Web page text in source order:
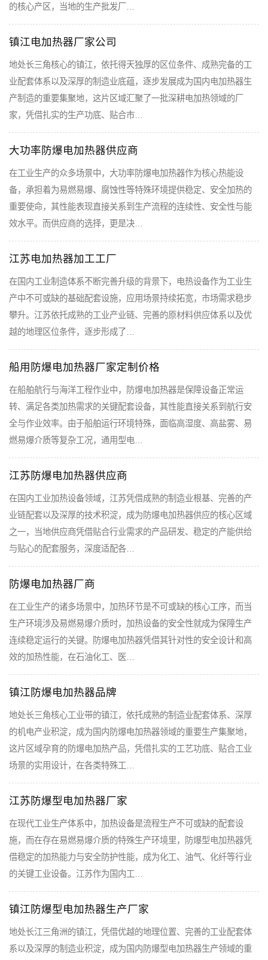
的核心产区，当地的生产批发厂…
镇江电加热器厂家公司
地处长三角核心的镇江，依托得天独厚的区位条件、成熟完备的工
业配套体系以及深厚的制造业底蕴，逐步发展成为国内电加热器生
产制造的重要集聚地，这片区域汇聚了一批深耕电加热领域的厂
家，凭借扎实的生产功底、贴合市…
大功率防爆电加热器供应商
在工业生产的众多场景中，大功率防爆电加热器作为核心热能设
备，承担着为易燃易爆、腐蚀性等特殊环境提供稳定、安全加热的
重要使命，其性能表现直接关系到生产流程的连续性、安全性与能
效水平。而供应商的选择，更是决…
江苏电加热器加工工厂
在国内工业制造体系不断完善升级的背景下，电热设备作为工业生
产中不可或缺的基础配套设施，应用场景持续拓宽，市场需求稳步
攀升。江苏依托成熟的工业产业链、完善的原材料供应体系以及优
越的地理区位条件，逐步形成了…
船用防爆电加热器厂家定制价格
在船舶航行与海洋工程作业中，防爆电加热器是保障设备正常运
转、满足各类加热需求的关键配套设备，其性能直接关系到航行安
全与作业效率。由于船舶运行环境特殊，面临高湿度、高盐雾、易
燃易爆介质等复杂工况，通用型电…
江苏防爆电加热器供应商
在国内工业加热设备领域，江苏凭借成熟的制造业根基、完善的产
业链配套以及深厚的技术积淀，成为防爆电加热器供应的核心区域
之一，当地供应商凭借贴合行业需求的产品研发、稳定的产能供给
与贴心的配套服务，深度适配各…
防爆电加热器厂商
在工业生产的诸多场景中，加热环节是不可或缺的核心工序，而当
生产环境涉及易燃易爆介质时，加热设备的安全性就成为保障生产
连续稳定运行的关键。防爆电加热器凭借其针对性的安全设计和高
效的加热性能，在石油化工、医…
镇江防爆电加热器品牌
地处长三角核心工业带的镇江，依托成熟的制造业配套体系、深厚
的机电产业积淀，成为国内防爆电加热器领域的重要生产集聚地，
这片区域孕育的防爆电加热产品，凭借扎实的工艺功底、贴合工业
场景的实用设计，在各类特殊工…
江苏防爆型电加热器厂家
在现代工业生产体系中，加热设备是流程生产不可或缺的配套设
施，而在存在易燃易爆介质的特殊生产环境里，防爆型电加热器凭
借稳定的加热能力与安全防护性能，成为化工、油气、化纤等行业
的关键工业设备。江苏作为国内工…
镇江防爆型电加热器生产厂家
地处长江三角洲的镇江，凭借优越的地理位置、完善的工业配套体
系以及深厚的制造业积淀，成为国内防爆型电加热器生产领域的重